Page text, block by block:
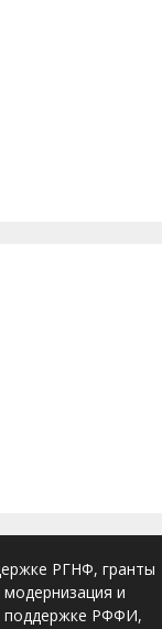
РГНФ, гранты
и
поддержке РФФИ,